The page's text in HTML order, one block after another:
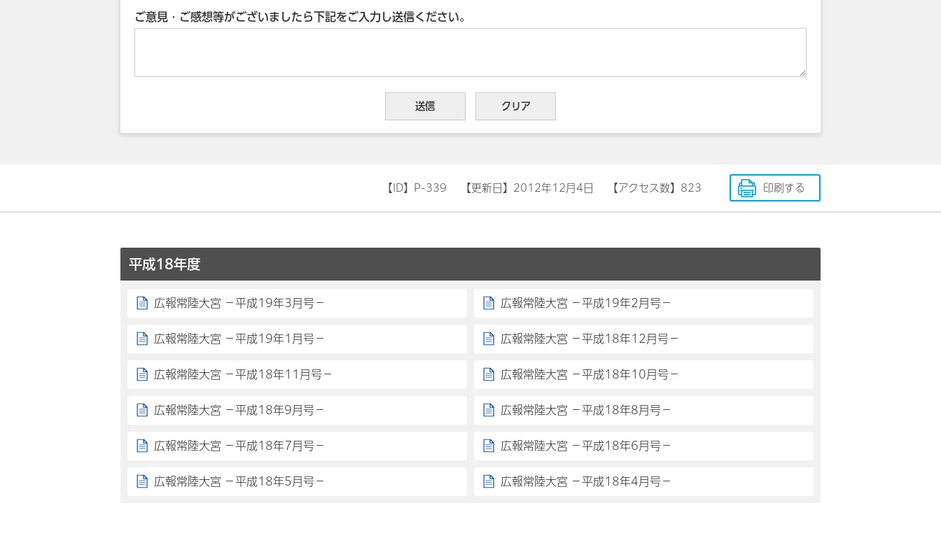
ご意見・ご感想等がございましたら下記をご入力し送信ください。
【ID】 P-339 【更新日】 2012年12月4日 【アクセス数】 823 印刷する
平成18年度
広報常陸大宮 －平成19年3月号－ 広報常陸大宮 －平成19年2月号－
広報常陸大宮 －平成19年1月号－ 広報常陸大宮 －平成18年12月号－
広報常陸大宮 －平成18年11月号－ 広報常陸大宮 －平成18年10月号－
広報常陸大宮 －平成18年9月号－ 広報常陸大宮 －平成18年8月号－
広報常陸大宮 －平成18年7月号－ 広報常陸大宮 －平成18年6月号－
広報常陸大宮 －平成18年5月号－ 広報常陸大宮 －平成18年4月号－